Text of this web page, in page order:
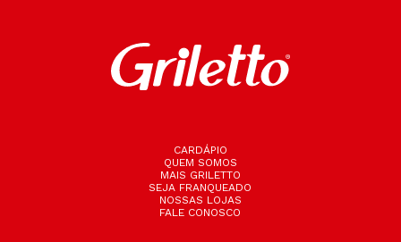
CARDÁPIO
QUEM SOMOS
MAIS GRILETTO
SEJA FRANQUEADO
NOSSAS LOJAS
FALE CONOSCO